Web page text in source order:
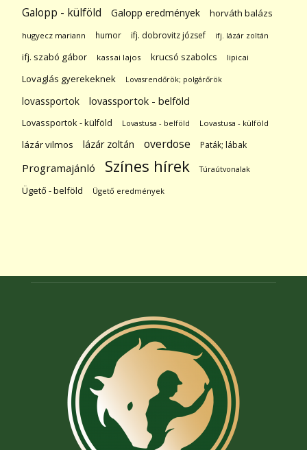
Galopp - külföld Galopp eredmények horváth balázs
hugyecz mariann humor ifj. dobrovitz józsef ifj. lázár zoltán
ifj. szabó gábor kassai lajos krucsó szabolcs lipicai
Lovaglás gyerekeknek Lovasrendőrök; polgárőrök
lovassportok lovassportok - belföld
Lovassportok - külföld Lovastusa - belföld Lovastusa - külföld
lázár vilmos lázár zoltán overdose Paták; lábak
Programajánló Színes hírek Túraútvonalak
Ügető - belföld Ügető eredmények